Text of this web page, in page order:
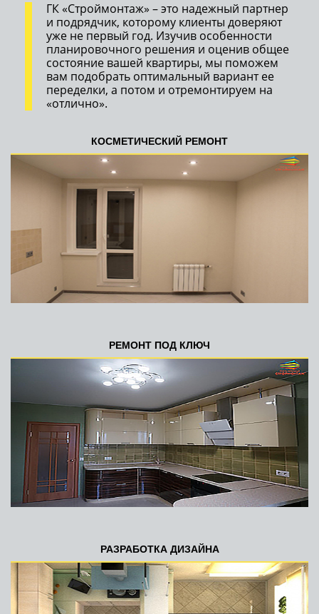
ГК «Строймонтаж» – это надежный партнер
и подрядчик, которому клиенты доверяют
уже не первый год. Изучив особенности
планировочного решения и оценив общее
состояние вашей квартиры, мы поможем
вам подобрать оптимальный вариант ее
переделки, а потом и отремонтируем на
«отлично».
КОСМЕТИЧЕСКИЙ РЕМОНТ
РЕМОНТ ПОД КЛЮЧ
РАЗРАБОТКА ДИЗАЙНА